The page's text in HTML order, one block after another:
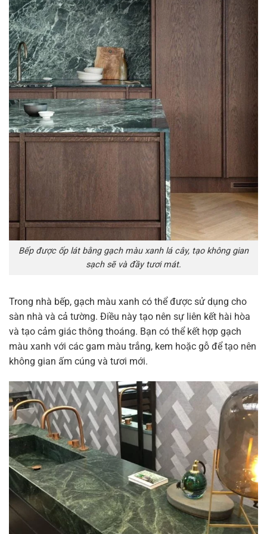
Bếp được ốp lát bằng gạch màu xanh lá cây, tạo không gian
sạch sẽ và đầy tươi mát.
Trong nhà bếp, gạch màu xanh có thể được sử dụng cho
sàn nhà và cả tường. Điều này tạo nên sự liên kết hài hòa
và tạo cảm giác thông thoáng. Bạn có thể kết hợp gạch
màu xanh với các gam màu trắng, kem hoặc gỗ để tạo nên
không gian ấm cúng và tươi mới.